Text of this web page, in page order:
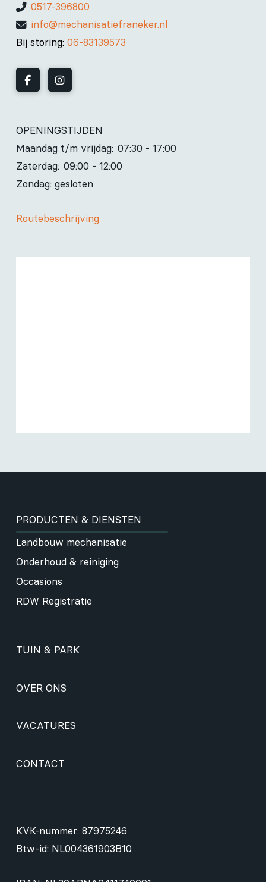
0517-396800
info@mechanisatiefraneker.nl
Bij storing: 06-83139573
OPENINGSTIJDEN
Maandag t/m vrijdag: 07:30 - 17:00
Zaterdag: 09:00 - 12:00
Zondag: gesloten
Routebeschrijving
PRODUCTEN & DIENSTEN
Landbouw mechanisatie
Onderhoud & reiniging
Occasions
RDW Registratie
TUIN & PARK
OVER ONS
VACATURES
CONTACT
KVK-nummer: 87975246
Btw-id: NL004361903B10